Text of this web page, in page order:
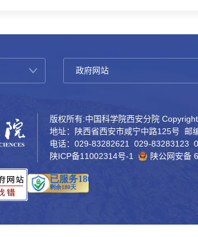
版权所有:中国科学院西安分院 Copyright.
地址：陕西省西安市咸宁中路125号 邮
电话：029-83282621 029-83283123
陕ICP备11002314号-1
陕公网安备